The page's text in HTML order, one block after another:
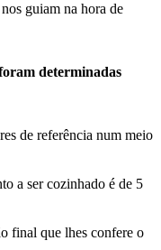
guiam na hora de
determinadas
de referência num meio
a ser cozinhado é de 5
final que lhes confere o